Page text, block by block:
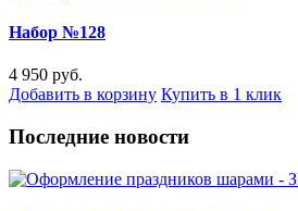
Набор №128
4 950 руб.
Добавить в корзину Купить в 1 клик
Последние новости